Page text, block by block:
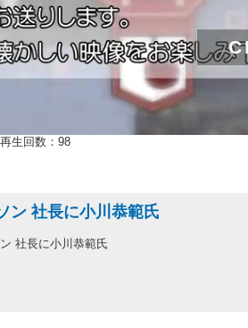
生回数：98
ン 社長に小川恭範氏
社長に小川恭範氏